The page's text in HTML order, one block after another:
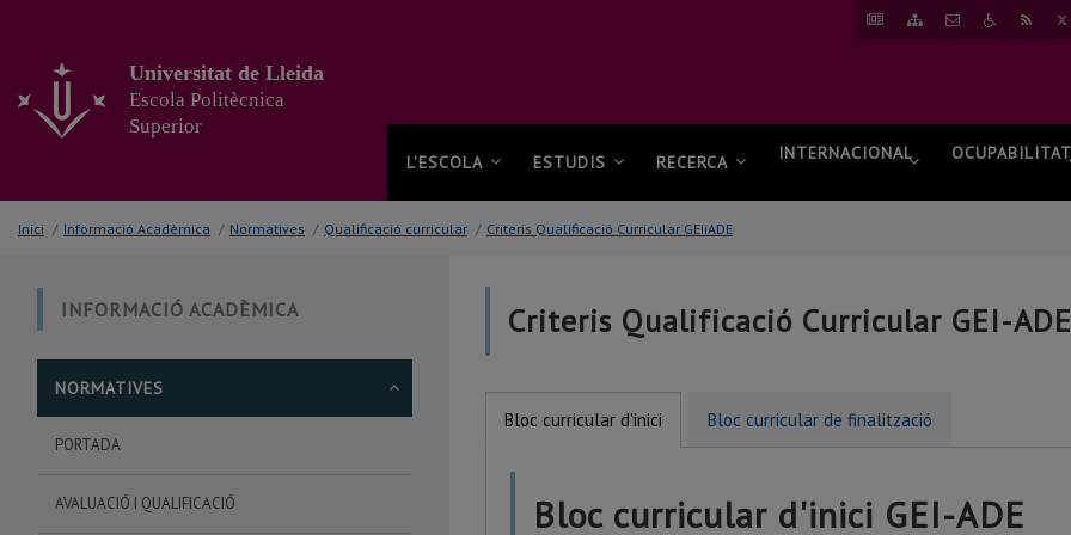
contingut
principal
de
ANARANARCONTACTAR
ANARRSS
Universitat de Lleida
Escola Politècnica
Superior
L'ESCOLA ESTUDIS RECERCA INTERNACIONAL OCUPABILITAT
Inici / Informació Acadèmica / Normatives / Qualificació curricular / Criteris Qualificació Curricular GEIiADE
INFORMACIÓ ACADÈMICA
NORMATIVES
PORTADA
AVALUACIÓ I QUALIFICACIÓ
Criteris Qualificació Curricular GEI-ADE
Bloc curricular d'inici Bloc curricular de finalització
Bloc curricular d'inici GEI-ADE